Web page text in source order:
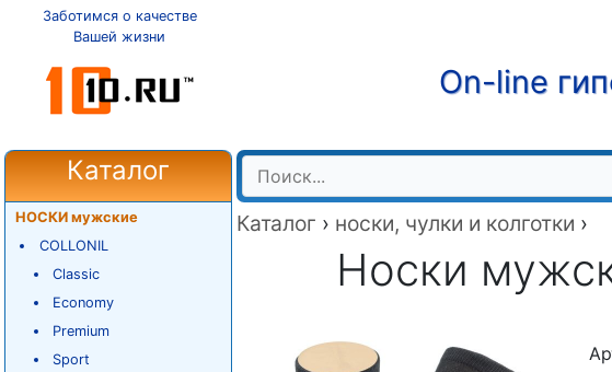
Заботимся о качестве
Вашей жизни
On-line
Каталог
НОСКИ мужские
COLLONIL
Classic
Economy
Premium
Sport
Каталог › носки, чулки и колготки ›
Носки